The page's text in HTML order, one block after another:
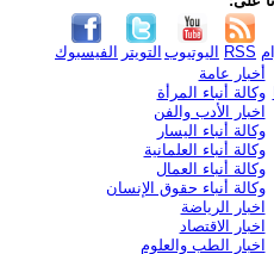
الفيسبوك التويتر اليوتيوب RSS
أخبار عامة
وكالة أنباء المرأة
اخبار الأدب والفن
وكالة أنباء اليسار
وكالة أنباء العلمانية
وكالة أنباء العمال
وكالة أنباء حقوق الإنسان
اخبار الرياضة
اخبار الاقتصاد
اخبار الطب والعلوم